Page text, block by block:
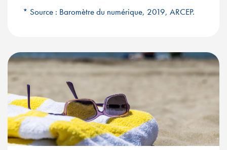
* Source : Baromètre du numérique, 2019, ARCEP.